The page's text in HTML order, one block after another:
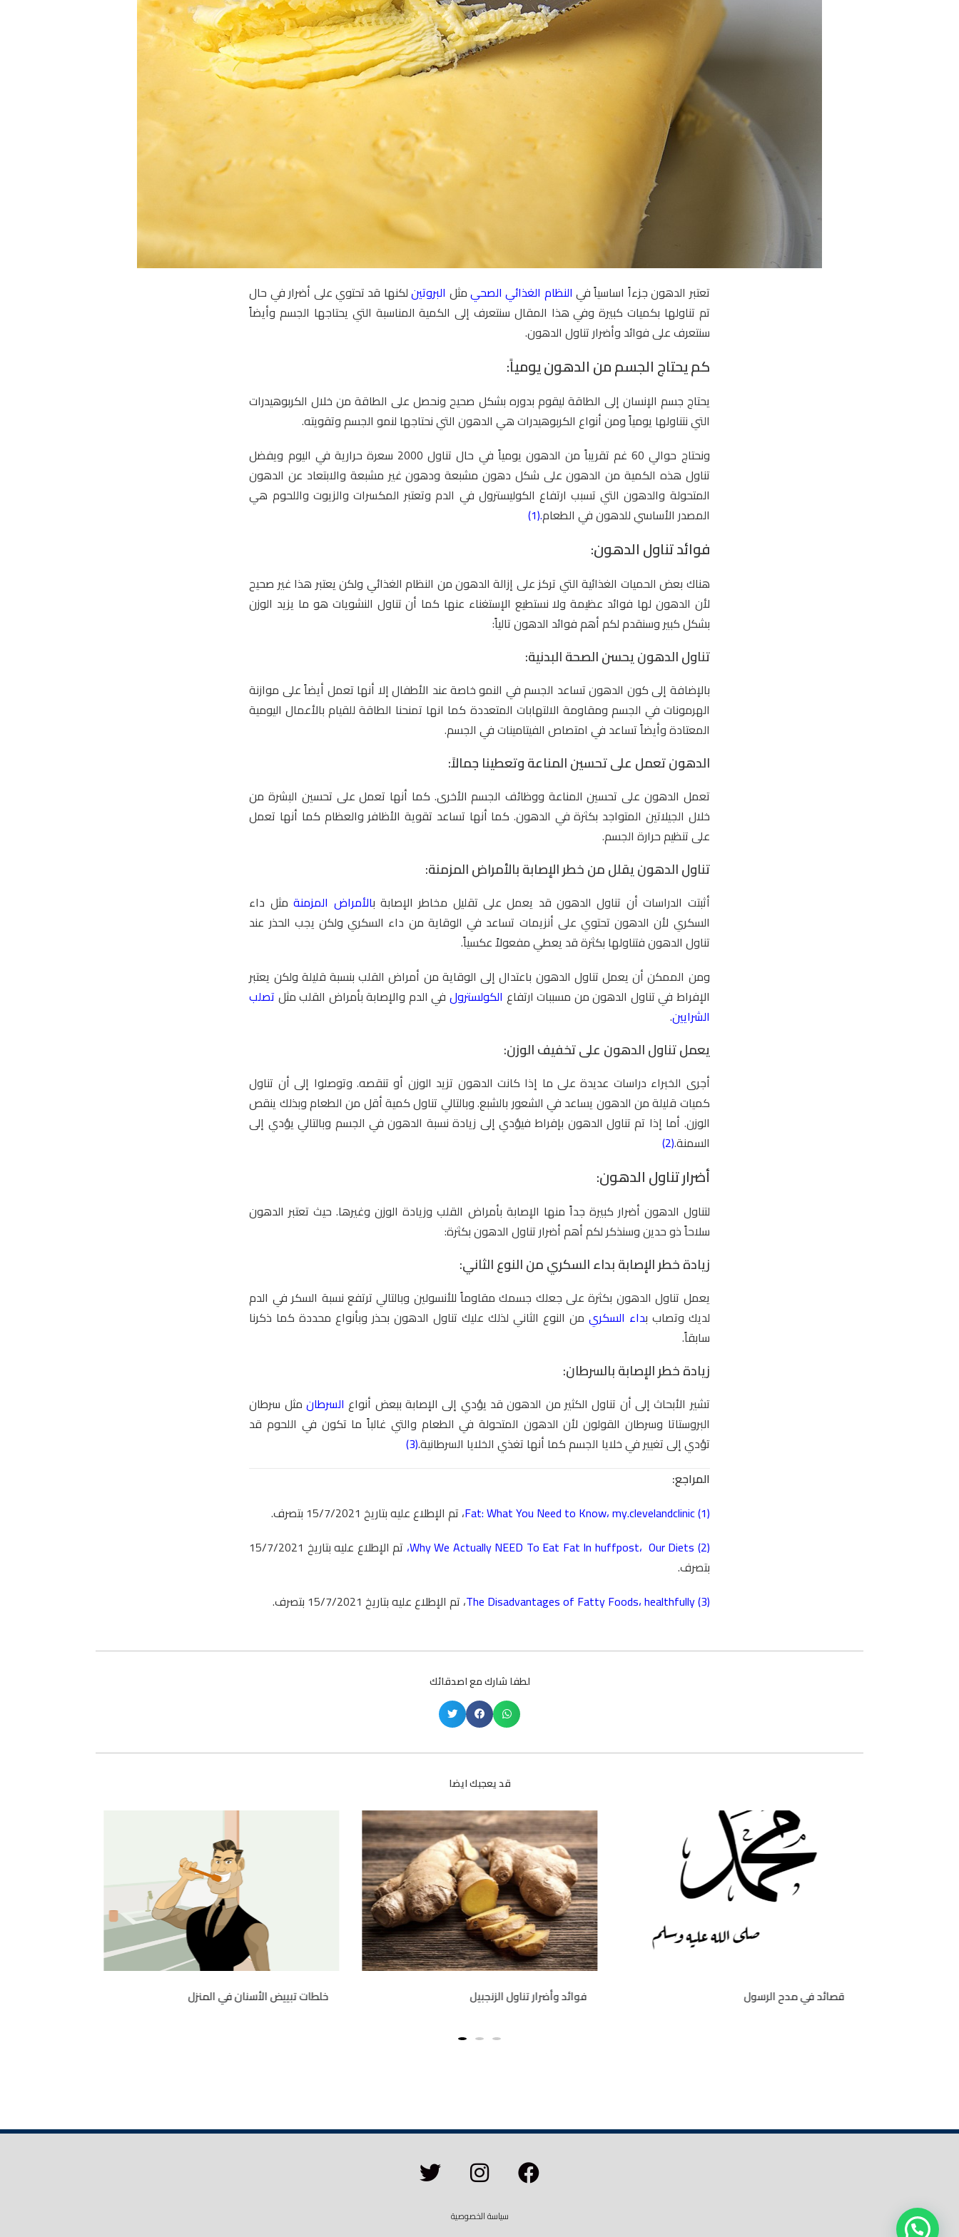
تعتبر الدهون جزءاً اساسياً فيالنظام الغذائي الصحيمثل البروتينلكنها قد تحتوي على أضرار في حال
تم تناولها بكميات كبيرة وفي هذا المقال سنتعرف إلى الكمية المناسبة التي يحتاجها الجسم وأيضاً
سنتعرف على فوائد وأضرار تناول الدهون.
كم يحتاج الجسم من الدهون يومياً:
يحتاج جسم الإنسان إلى الطاقة ليقوم بدوره بشكل صحيح ونحصل على الطاقة من خلال الكربوهيدرات
التي نتناولها يومياً ومن أنواع الكربوهيدرات هي الدهون التي نحتاجها لنمو الجسم وتقويته.
ونحتاج حوالي 60 غم تقريباً من الدهون يومياً في حال تناول 2000 سعرة حرارية في اليوم ويفضل
تناول هذه الكمية من الدهون على شكل دهون مشبعة ودهون غير مشبعة والابتعاد عن الدهون
المتحولة والدهون التي تسبب ارتفاع الكوليسترول في الدم وتعتبر المكسرات والزيوت واللحوم هي
المصدر الأساسي للدهون في الطعام.(1)
فوائد تناول الدهون:
هناك بعض الحميات الغذائية التي تركز على إزالة الدهون من النظام الغذائي ولكن يعتبر هذا غير صحيح
لأن الدهون لها فوائد عظيمة ولا نستطيع الإستغناء عنها كما أن تناول النشويات هو ما يزيد الوزن
بشكل كبير وسنقدم لكم أهم فوائد الدهون تالياً:
تناول الدهون يحسن الصحة البدنية:
بالإضافة إلى كون الدهون تساعد الجسم في النمو خاصة عند الأطفال إلا أنها تعمل أيضاً على موازنة
الهرمونات في الجسم ومقاومة الالتهابات المتعددة كما انها تمنحنا الطاقة للقيام بالأعمال اليومية
المعتادة وأيضاً تساعد في امتصاص الفيتامينات في الجسم.
الدهون تعمل على تحسين المناعة وتعطينا جمالاً:
تعمل الدهون على تحسين المناعة ووظائف الجسم الأخرى. كما أنها تعمل على تحسين البشرة من
خلال الجيلاتين المتواجد بكثرة في الدهون. كما أنها تساعد تقوية الأظافر والعظام كما أنها تعمل
على تنظيم حرارة الجسم.
تناول الدهون يقلل من خطر الإصابة بالأمراض المزمنة:
أثبتت الدراسات أن تناول الدهون قد يعمل على تقليل مخاطر الإصابة بالأمراض المزمنةمثل داء
السكري لأن الدهون تحتوي على أنزيمات تساعد في الوقاية من داء السكريولكن يجب الحذر عند
تناول الدهون فتناولها بكثرة قد يعطي مفعولاً عكسياً.
ومن الممكن أن يعمل تناول الدهون باعتدال إلى الوقاية من أمراض القلب بنسبة قليلة ولكن يعتبر
الإفراط في تناول الدهون من مسببات ارتفاع الكولسترول في الدم والإصابة بأمراض القلب مثل تصلب
الشرايين.
يعمل تناول الدهون على تخفيف الوزن:
أجرى الخبراء دراسات عديدة على ما إذا كانت الدهون تزيد الوزن أو تنقصه. وتوصلوا إلى أن تناول
كميات قليلة من الدهون يساعد في الشعور بالشبع. وبالتالي تناول كمية أقل من الطعام وبذلك ينقص
الوزن. أما إذا تم تناول الدهون بإفراط فيؤدي إلى زيادة نسبة الدهون في الجسم وبالتالي يؤدي إلى
السمنة.(2)
أضرار تناول الدهون:
لتناول الدهون أضرار كبيرة جداً منها الإصابة بأمراض القلب وزيادة الوزن وغيرها. حيث تعتبر الدهون
سلاحاً ذو حدين وسنذكر لكم أهم أضرار تناول الدهون بكثرة:
زيادة خطر الإصابة بداء السكري من النوع الثاني:
يعمل تناول الدهون بكثرة على جعلك جسمك مقاوماً للأنسولين وبالتالي ترتفع نسبة السكر في الدم
لديك وتصاب بداء السكري من النوع الثاني لذلك عليك تناول الدهون بحذر وبأنواع محددة كما ذكرنا
سابقاً.
زيادة خطر الإصابة بالسرطان:
تشير الأبحاث إلى أن تناول الكثير من الدهون قد يؤدي إلى الإصابة ببعض أنواع السرطانمثل سرطان
البروستاتا وسرطان القولون لأن الدهون المتحولة في الطعام والتي غالباً ما تكون في اللحوم قد
تؤدي إلى تغيير في خلايا الجسم كما أنها تغذي الخلايا السرطانية.(3)
المراجع:
(1)
Fat: What You Need to Know،my.clevelandclinic
، تم الإطلاع عليه بتاريخ 15/7/2021 بتصرف.
(2)
Why We Actually NEED To Eat Fat In huffpost، Our Diets ،
تم الإطلاع عليه بتاريخ 15/7/2021
بتصرف.
(3)
The Disadvantages of Fatty Foods،healthfully ، تم الإطلاع عليه بتاريخ 15/7/2021 بتصرف.
لطفا شارك مع اصدقائك
قد يعجبك ايضا
قصائد في مدح الرسول فوائد وأضرار تناول الزنجبيل خلطات تبييض الأسنان في المنزل
سياسة الخصوصية